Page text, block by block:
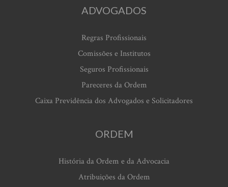
ADVOGADOS
Regras Profissionais
Comissões e Institutos
Seguros Profissionais
Pareceres da Ordem
Caixa Previdência dos Advogados e Solicitadores
ORDEM
História da Ordem e da Advocacia
Atribuições da Ordem